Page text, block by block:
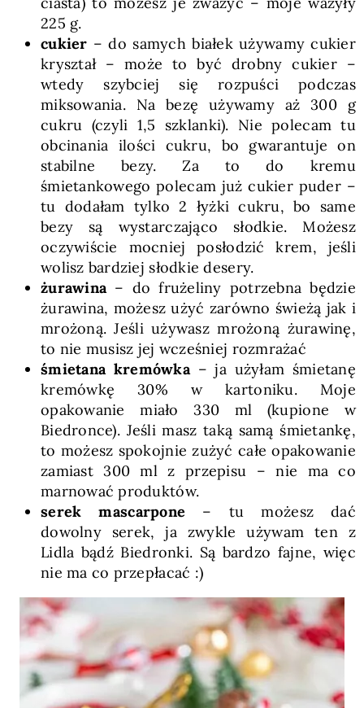
225 g.
cukier – do samych białek używamy cukier
kryształ – może to być drobny cukier –
wtedy szybciej się rozpuści podczas
miksowania. Na bezę używamy aż 300 g
cukru (czyli 1,5 szklanki). Nie polecam tu
obcinania ilości cukru, bo gwarantuje on
stabilne bezy. Za to do kremu
śmietankowego polecam już cukier puder –
tu dodałam tylko 2 łyżki cukru, bo same
bezy są wystarczająco słodkie. Możesz
oczywiście mocniej posłodzić krem, jeśli
wolisz bardziej słodkie desery.
żurawina– do frużeliny potrzebna będzie
żurawina, możesz użyć zarówno świeżą jak i
mrożoną. Jeśli używasz mrożoną żurawinę,
to nie musisz jej wcześniej rozmrażać
śmietana kremówka– ja użyłam śmietanę
kremówkę 30% w kartoniku. Moje
opakowanie miało 330 ml (kupione w
Biedronce). Jeśli masz taką samą śmietankę,
to możesz spokojnie zużyć całe opakowanie
zamiast 300 ml z przepisu – nie ma co
marnować produktów.
serek mascarpone – tu możesz dać
dowolny serek, ja zwykle używam ten z
Lidla bądź Biedronki. Są bardzo fajne, więc
nie ma co przepłacać :)